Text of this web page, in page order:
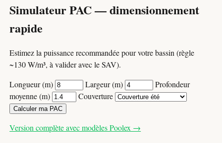
Simulateur PAC — dimensionnement
rapide
Estimez la puissance recommandée pour votre bassin (règle
~130 W/m³, à valider avec le SAV).
Longueur (m)
Largeur (m)
Profondeur
moyenne (m)
Couverture
Calculer ma PAC
Version complète avec modèles Poolex →